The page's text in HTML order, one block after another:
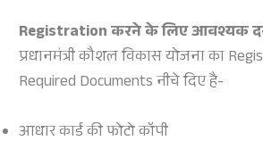
Registrationकरने के लिए आवश्यक
प्रधानमंत्री कौशल विकास योजना का
Required Documents नीचे दिए है-
आधार कार्ड की फोटो कॉपी